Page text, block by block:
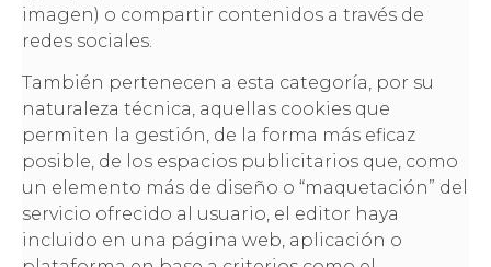
imagen) o compartir contenidos a través de
redes sociales.
También pertenecen a esta categoría, por su
naturaleza técnica, aquellas cookies que
permiten la gestión, de la forma más eficaz
posible, de los espacios publicitarios que, como
un elemento más de diseño o “maquetación” del
servicio ofrecido al usuario, el editor haya
incluido en una página web, aplicación o